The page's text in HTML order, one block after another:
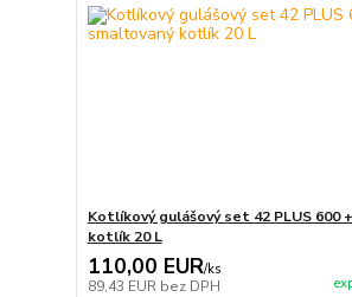
Kotlíkový gulášový set 42 PLUS 600
kotlík 20 L
110,00 EUR/ks
89,43 EUR bez DPH